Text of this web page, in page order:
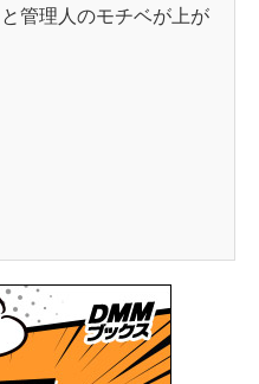
管理人のモチベが上が